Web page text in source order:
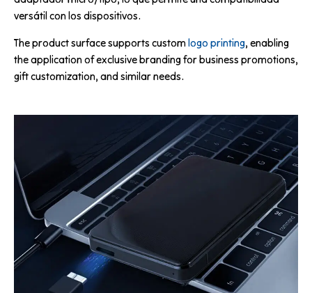
versátil con los dispositivos.
The product surface supports custom logo printing, enabling
the application of exclusive branding for business promotions,
gift customization, and similar needs.